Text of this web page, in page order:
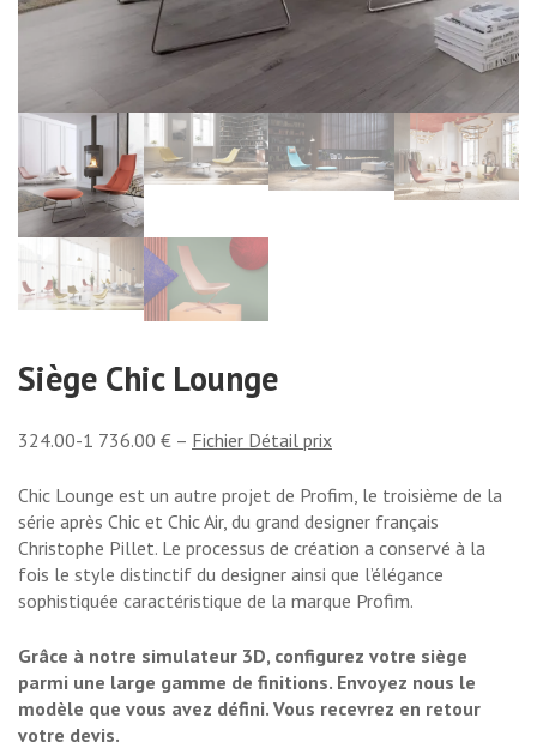
Siège Chic Lounge
324.00-1 736.00 € – Fichier Détail prix
Chic Lounge est un autre projet de Profim, le troisième de la
série après Chic et Chic Air, du grand designer français
Christophe Pillet. Le processus de création a conservé à la
fois le style distinctif du designer ainsi que l’élégance
sophistiquée caractéristique de la marque Profim.
Grâce à notre simulateur 3D, configurez votre siège
parmi une large gamme de finitions. Envoyez nous le
modèle que vous avez défini. Vous recevrez en retour
votre devis.